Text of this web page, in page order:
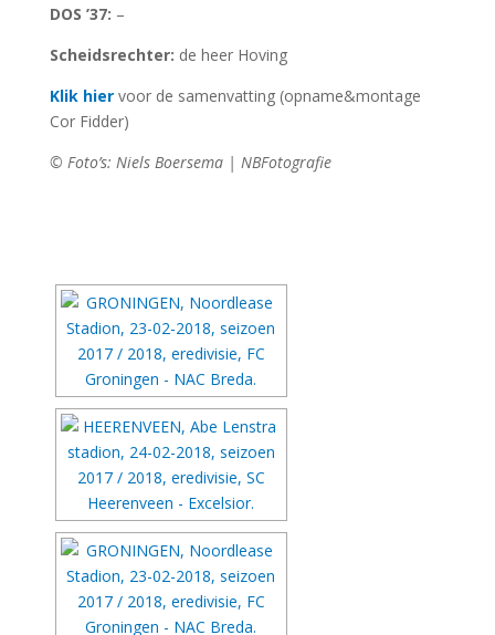
DOS ’37: –
Scheidsrechter: de heer Hoving
Klik hier voor de samenvatting (opname&montage
Cor Fidder)
© Foto’s: Niels Boersema | NBFotografie